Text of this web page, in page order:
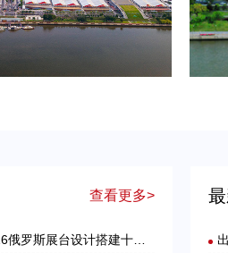
查看更多>